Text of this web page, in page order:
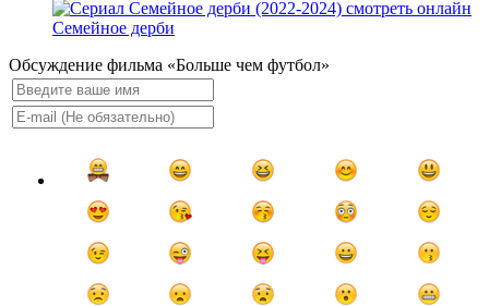
Семейное дерби
Обсуждение фильма «Больше чем футбол»